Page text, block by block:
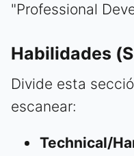
"Professional
Habilidades
Divide esta
escanear:
Technical/